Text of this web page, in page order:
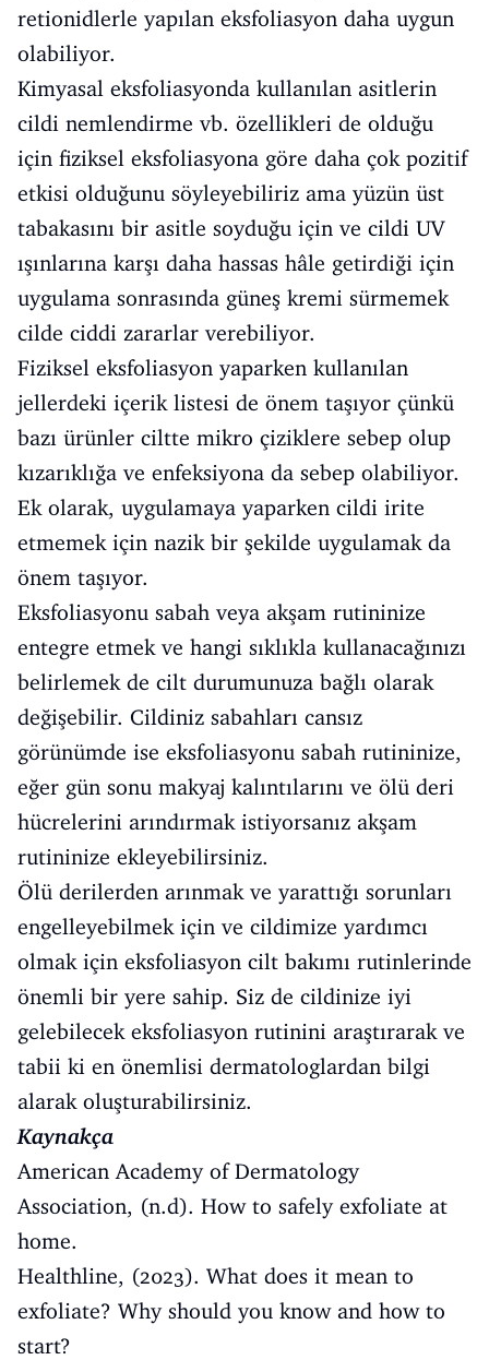
retionidlerle yapılan eksfoliasyon daha uygun
olabiliyor.
Kimyasal eksfoliasyonda kullanılan asitlerin
cildi nemlendirme vb. özellikleri de olduğu
için fiziksel eksfoliasyona göre daha çok pozitif
etkisi olduğunu söyleyebiliriz ama yüzün üst
tabakasını bir asitle soyduğu için ve cildi UV
ışınlarına karşı daha hassas hâle getirdiği için
uygulama sonrasında güneş kremi sürmemek
cilde ciddi zararlar verebiliyor.
Fiziksel eksfoliasyon yaparken kullanılan
jellerdeki içerik listesi de önem taşıyor çünkü
bazı ürünler ciltte mikro çiziklere sebep olup
kızarıklığa ve enfeksiyona da sebep olabiliyor.
Ek olarak, uygulamaya yaparken cildi irite
etmemek için nazik bir şekilde uygulamak da
önem taşıyor.
Eksfoliasyonu sabah veya akşam rutininize
entegre etmek ve hangi sıklıkla kullanacağınızı
belirlemek de cilt durumunuza bağlı olarak
değişebilir. Cildiniz sabahları cansız
görünümde ise eksfoliasyonu sabah rutininize,
eğer gün sonu makyaj kalıntılarını ve ölü deri
hücrelerini arındırmak istiyorsanız akşam
rutininize ekleyebilirsiniz.
Ölü derilerden arınmak ve yarattığı sorunları
engelleyebilmek için ve cildimize yardımcı
olmak için eksfoliasyon cilt bakımı rutinlerinde
önemli bir yere sahip. Siz de cildinize iyi
gelebilecek eksfoliasyon rutinini araştırarak ve
tabii ki en önemlisi dermatologlardan bilgi
alarak oluşturabilirsiniz.
Kaynakça
American Academy of Dermatology
Association, (n.d). How to safely exfoliate at
home.
Healthline, (2023). What does it mean to
exfoliate? Why should you know and how to
start?